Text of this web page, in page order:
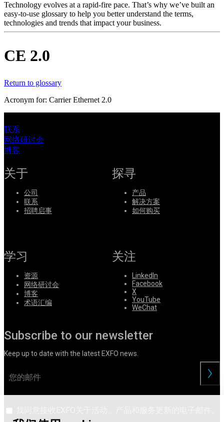
解
决
方
支
服
务
如
何
购
买
资
源
Careers
Partners
Suppliers
Technology evolves at a rapid-fire pace. That’s why we’ve built an
easy-to-use glossary to help you better understand the terms,
technologies and trends that impact your business.
CE 2.0
Return to glossary
Acronym for: Carrier Ethernet 2.0
联系
网络研讨会
博客
关于
公司
联系
招聘启事
探寻
产品
解决方案
如何购买
学习
资源
网络研讨会
博客
术语汇编
关注
LinkedIn
Facebook
X
YouTube
WeChat
Subscribe to our newsletter
Keep up to date with the latest EXFO news.